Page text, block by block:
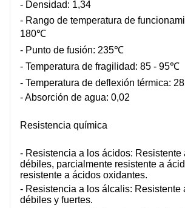
- Densidad: 1,34
- Rango de temperatura de
180℃
- Punto de fusión: 235℃
- Temperatura de fragilidad: 85 - 95℃
- Temperatura de deflexión térmica:
- Absorción de agua: 0,02
Resistencia química
- Resistencia a los ácidos: Resistente
débiles, parcialmente resistente a
resistente a ácidos oxidantes.
- Resistencia a los álcalis: Resistente
débiles y fuertes.